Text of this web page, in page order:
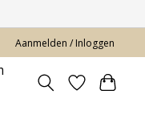
Aanmelden / Inloggen